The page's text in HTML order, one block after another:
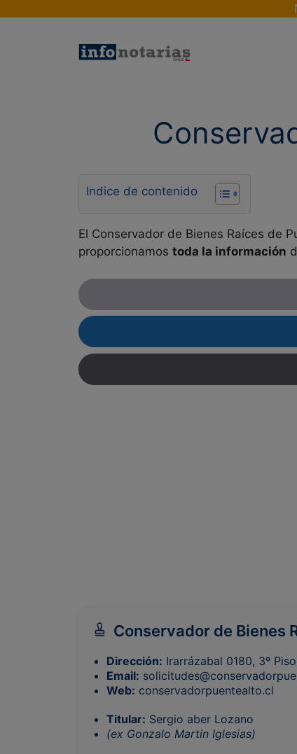
Indice de contenido
El Conservador de Bienes Raíces de
proporcionamos toda la información
Conservador de Bienes
Dirección: Irarrázabal 0180, 3º
Email:
Web: conservadorpuentealto.cl
Titular: Sergio aber Lozano
(ex Gonzalo Martin Iglesias)